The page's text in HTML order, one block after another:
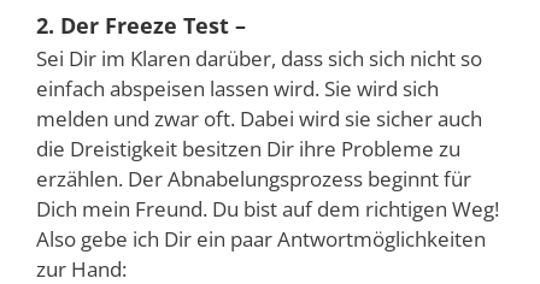
2. Der Freeze Test –
Sei Dir im Klaren darüber, dass sich sich nicht so
einfach abspeisen lassen wird. Sie wird sich
melden und zwar oft. Dabei wird sie sicher auch
die Dreistigkeit besitzen Dir ihre Probleme zu
erzählen. Der Abnabelungsprozess beginnt für
Dich mein Freund. Du bist auf dem richtigen Weg!
Also gebe ich Dir ein paar Antwortmöglichkeiten
zur Hand: